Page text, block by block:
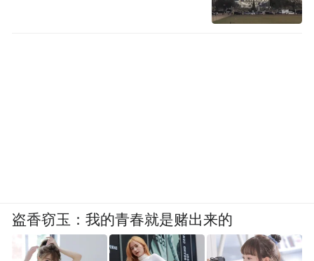
盗香窃玉：我的青春就是赌出来的